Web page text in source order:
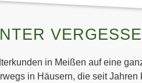
in Meißen auf eine
in Häusern, die seit